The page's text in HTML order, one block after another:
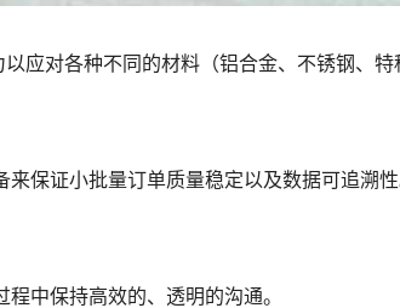
应对各种不同的材料（铝合金、不锈钢、特
保证小批量订单质量稳定以及数据可追溯性
中保持高效的、透明的沟通。